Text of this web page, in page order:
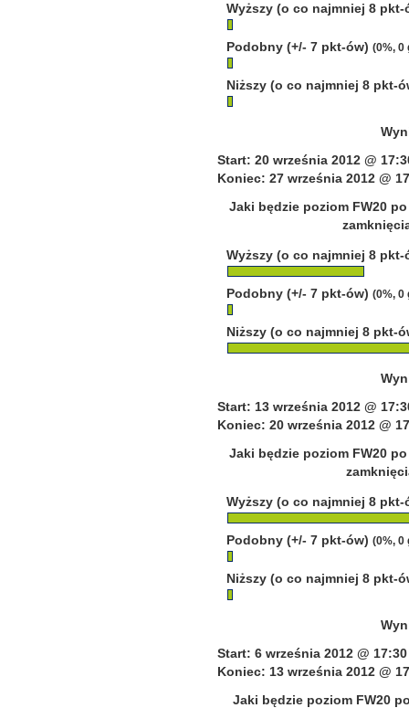
Wyższy (o co najmniej 8
Podobny (+/- 7 pkt-ów) (0%, 0
Niższy (o co najmniej 8 pkt-
Start: 20 września 2012 @
Koniec: 27 września 2012 @
Jaki będzie poziom FW20
Wyższy (o co najmniej 8
Podobny (+/- 7 pkt-ów) (0%, 0
Niższy (o co najmniej 8 pkt-
Start: 13 września 2012 @
Koniec: 20 września 2012 @
Jaki będzie poziom FW20
Wyższy (o co najmniej 8
Podobny (+/- 7 pkt-ów) (0%, 0
Niższy (o co najmniej 8 pkt-
Start: 6 września 2012 @ 17:30
Koniec: 13 września 2012 @
Jaki będzie poziom FW20